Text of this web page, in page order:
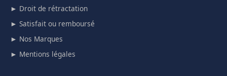
► Droit de rétractation
► Satisfait ou remboursé
► Nos Marques
► Mentions légales